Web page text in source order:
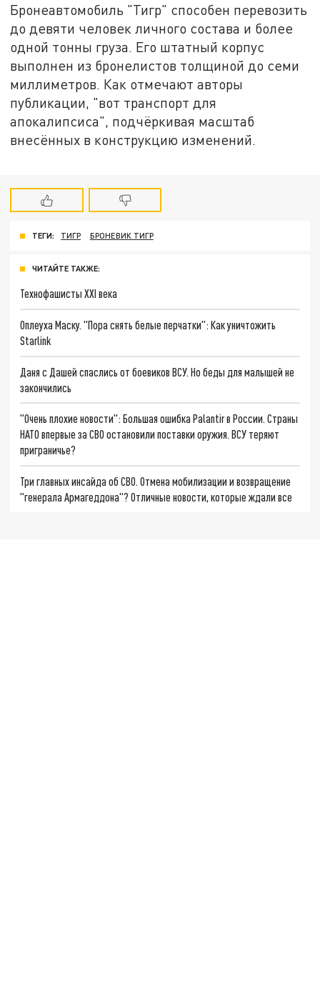
Бронеавтомобиль "Тигр" способен перевозить
до девяти человек личного состава и более
одной тонны груза. Его штатный корпус
выполнен из бронелистов толщиной до семи
миллиметров. Как отмечают авторы
публикации, "вот транспорт для
апокалипсиса", подчёркивая масштаб
внесённых в конструкцию изменений.
ТЕГИ: ТИГР БРОНЕВИК ТИГР
ЧИТАЙТЕ ТАКЖЕ:
Технофашисты XXI века
Оплеуха Маску. "Пора снять белые перчатки": Как уничтожить
Starlink
Даня с Дашей спаслись от боевиков ВСУ. Но беды для малышей не
закончились
"Очень плохие новости": Большая ошибка Palantir в России. Страны
НАТО впервые за СВО остановили поставки оружия. ВСУ теряют
приграничье?
Три главных инсайда об СВО. Отмена мобилизации и возвращение
"генерала Армагеддона"? Отличные новости, которые ждали все